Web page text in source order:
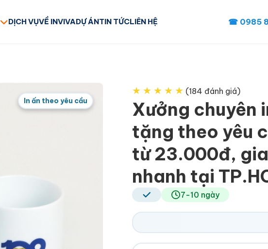
DỊCH VỤVỀ INVIVADỰ ÁNTIN TỨCLIÊN HỆ ☎ 0985
In ấn theo yêu cầu
★ ★ ★ ★ ★ (184 đánh giá)
Xưởng chuyên
tặng theo yêu
từ 23.000đ,
nhanh tại
7-10 ngày